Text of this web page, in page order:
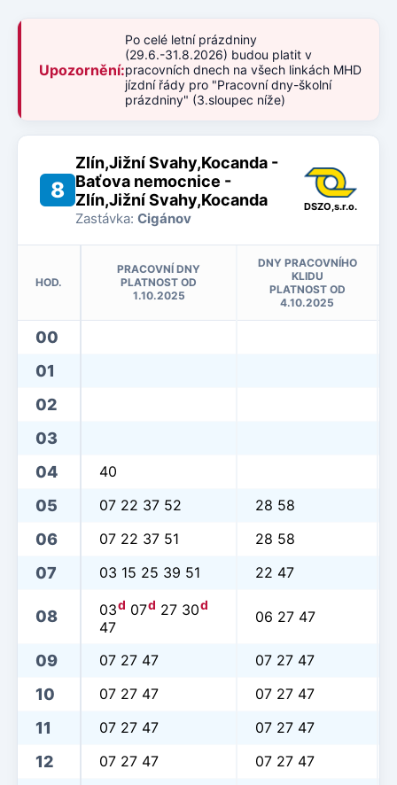
Upozornění:
Po celé letní prázdniny
(29.6.-31.8.2026) budou platit v
pracovních dnech na všech linkách MHD
jízdní řády pro "Pracovní dny-školní
prázdniny" (3.sloupec níže)
8
Zlín,Jižní Svahy,Kocanda -
Baťova nemocnice -
Zlín,Jižní Svahy,Kocanda
Zastávka: Cigánov
DSZO,s.r.o.
HOD.
PRACOVNÍ DNY
PLATNOST OD
1.10.2025
DNY PRACOVNÍHO
KLIDU
PLATNOST OD
4.10.2025
00
01
02
03
04
40
05 07 22 37 52 28 58
06 07 22 37 51 28 58
07 03 15 25 39 51 22 47
08 03d 07d 27 30d
47
06 27 47
09 07 27 47 07 27 47
10 07 27 47 07 27 47
11 07 27 47 07 27 47
12 07 27 47 07 27 47